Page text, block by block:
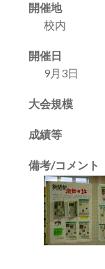
開催地
校内
開催日
9月3日
大会規模
成績等
備考/コメント